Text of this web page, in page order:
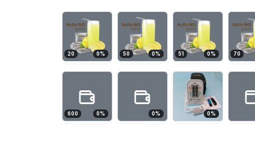
20 0% 50 0% 51 0% 70
600 0% 0% 0%